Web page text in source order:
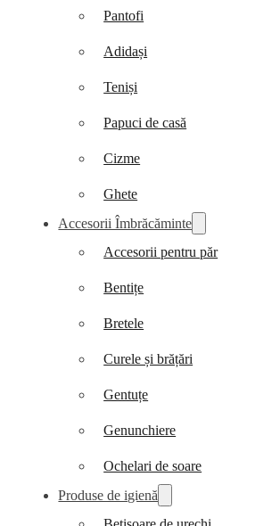
Pantofi
Adidași
Teniși
Papuci de casă
Cizme
Ghete
Accesorii Îmbrăcăminte
Accesorii pentru păr
Bentițe
Bretele
Curele și brățări
Gentuțe
Genunchiere
Ochelari de soare
Produse de igienă